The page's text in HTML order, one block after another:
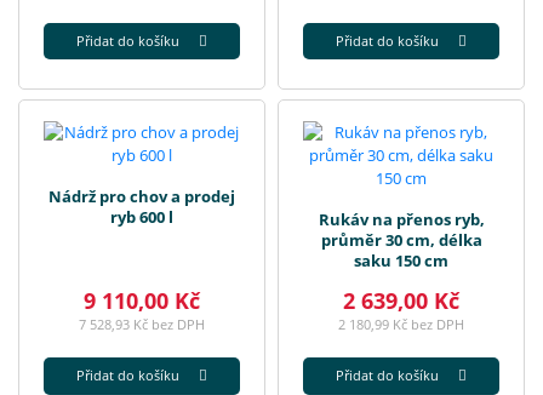
Přidat do košíku Přidat do košíku
Nádrž pro chov a prodej
ryb 600 l
9 110,00 Kč
7 528,93 Kč bez DPH
Přidat do košíku
Rukáv na přenos ryb,
průměr 30 cm, délka
saku 150 cm
2 639,00 Kč
2 180,99 Kč bez DPH
Přidat do košíku